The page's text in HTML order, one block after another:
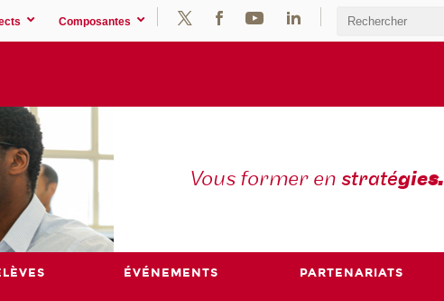
Composantes
Vous former en stratégies.
ÉVÉNEMENTS PARTENARIATS